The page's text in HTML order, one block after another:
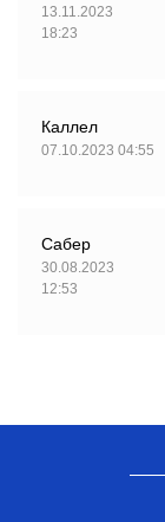
13.11.2023
18:23
Каллел
07.10.2023 04:55
Сабер
30.08.2023
12:53